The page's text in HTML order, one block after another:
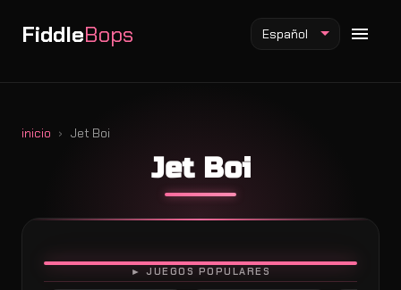
FiddleBops
Mod Fiddlebops
Mod Incredibox
Mod Sprunki
Español
inicio Jet Boi
Jet Boi
► JUEGOS POPULARES
JUGAR